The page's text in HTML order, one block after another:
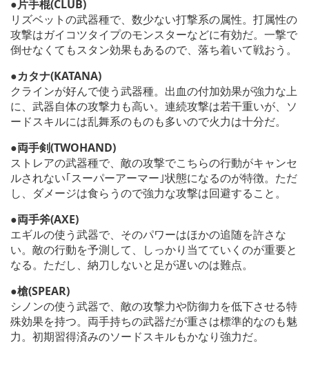
●片手棍(CLUB)
リズベットの武器種で、数少ない打撃系の属性。打属性の
攻撃はガイコツタイプのモンスターなどに有効だ。一撃で
倒せなくてもスタン効果もあるので、落ち着いて戦おう。
●カタナ(KATANA)
クラインが好んで使う武器種。出血の付加効果が強力な上
に、武器自体の攻撃力も高い。連続攻撃は若干重いが、ソ
ードスキルには乱舞系のものも多いので火力は十分だ。
●両手剣(TWOHAND)
ストレアの武器種で、敵の攻撃でこちらの行動がキャンセ
ルされない｢スーパーアーマー｣状態になるのが特徴。ただ
し、ダメージは食らうので強力な攻撃は回避すること。
●両手斧(AXE)
エギルの使う武器で、そのパワーはほかの追随を許さな
い。敵の行動を予測して、しっかり当てていくのが重要と
なる。ただし、納刀しないと足が遅いのは難点。
●槍(SPEAR)
シノンの使う武器で、敵の攻撃力や防御力を低下させる特
殊効果を持つ。両手持ちの武器だが重さは標準的なのも魅
力。初期習得済みのソードスキルもかなり強力だ。